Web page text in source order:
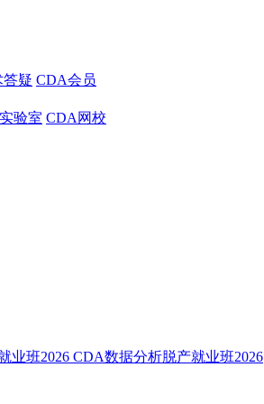
疑 CDA会员
验室 CDA网校
业班2026 CDA数据分析脱产就业班2026